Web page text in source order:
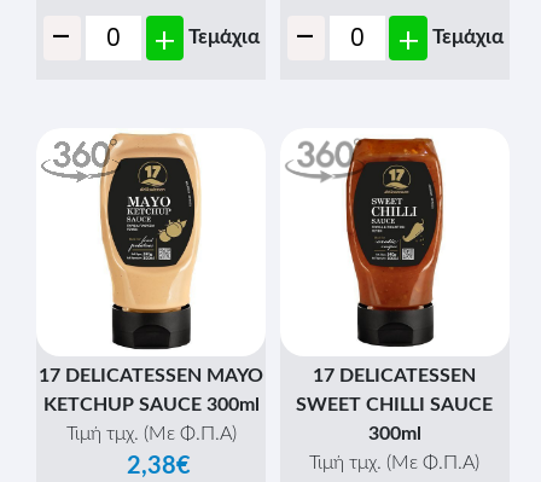
- + Τεμάχια - + Τεμάχια
17 DELICATESSEN MAYO
KETCHUP SAUCE 300ml
Τιμή τμχ. (Με Φ.Π.Α)
2,38€
17 DELICATESSEN
SWEET CHILLI SAUCE
300ml
Τιμή τμχ. (Με Φ.Π.Α)